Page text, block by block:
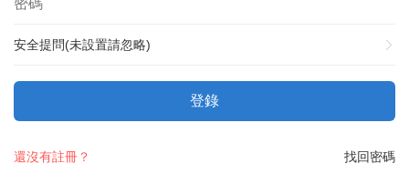
安全提問(未設置請忽略)
登錄
找回密碼
還沒有註冊？